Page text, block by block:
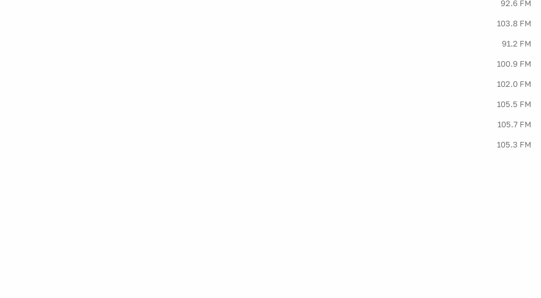
92.6 FM
103.8 FM
91.2 FM
100.9 FM
102.0 FM
105.5 FM
105.7 FM
105.3 FM